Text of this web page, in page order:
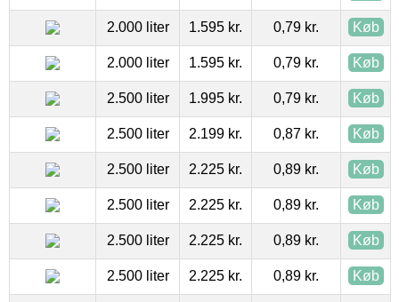
2.000 liter 1.595 kr. 0,79 kr. Køb
2.000 liter 1.595 kr. 0,79 kr. Køb
2.500 liter 1.995 kr. 0,79 kr. Køb
2.500 liter 2.199 kr. 0,87 kr. Køb
2.500 liter 2.225 kr. 0,89 kr. Køb
2.500 liter 2.225 kr. 0,89 kr. Køb
2.500 liter 2.225 kr. 0,89 kr. Køb
2.500 liter 2.225 kr. 0,89 kr. Køb